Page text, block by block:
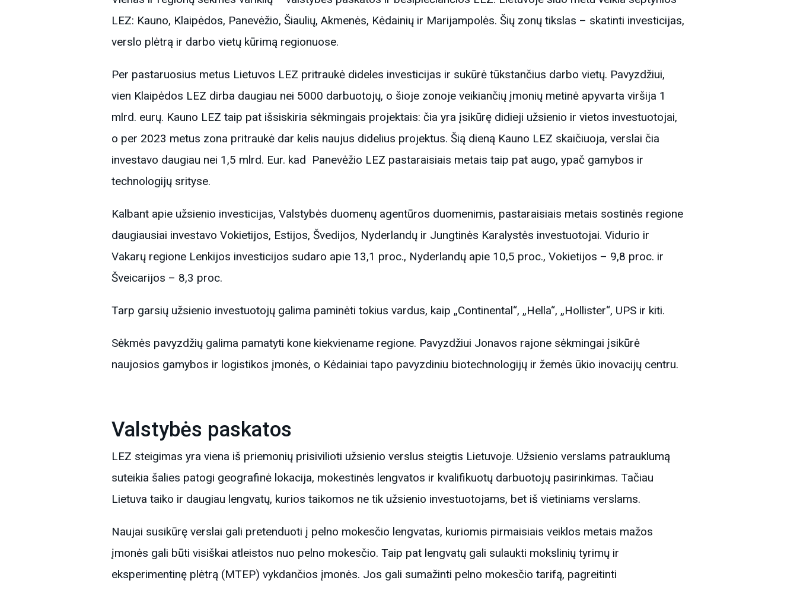
LEZ: Kauno, Klaipėdos, Panevėžio, Šiaulių, Akmenės, Kėdainių ir Marijampolės. Šių zonų tikslas – skatinti investicijas,
verslo plėtrą ir darbo vietų kūrimą regionuose.
Per pastaruosius metus Lietuvos LEZ pritraukė dideles investicijas ir sukūrė tūkstančius darbo vietų. Pavyzdžiui,
vien Klaipėdos LEZ dirba daugiau nei 5000 darbuotojų, o šioje zonoje veikiančių įmonių metinė apyvarta viršija 1
mlrd. eurų. Kauno LEZ taip pat išsiskiria sėkmingais projektais: čia yra įsikūrę didieji užsienio ir vietos investuotojai,
o per 2023 metus zona pritraukė dar kelis naujus didelius projektus. Šią dieną Kauno LEZ skaičiuoja, verslai čia
investavo daugiau nei 1,5 mlrd. Eur. kad Panevėžio LEZ pastaraisiais metais taip pat augo, ypač gamybos ir
technologijų srityse.​
Kalbant apie užsienio investicijas, Valstybės duomenų agentūros duomenimis, pastaraisiais metais sostinės regione
daugiausiai investavo Vokietijos, Estijos, Švedijos, Nyderlandų ir Jungtinės Karalystės investuotojai. Vidurio ir
Vakarų regione Lenkijos investicijos sudaro apie 13,1 proc., Nyderlandų apie 10,5 proc., Vokietijos – 9,8 proc. ir
Šveicarijos – 8,3 proc.
Tarp garsių užsienio investuotojų galima paminėti tokius vardus, kaip „Continental“, „Hella“, „Hollister“, UPS ir kiti.
Sėkmės pavyzdžių galima pamatyti kone kiekviename regione. Pavyzdžiui Jonavos rajone sėkmingai įsikūrė
naujosios gamybos ir logistikos įmonės, o Kėdainiai tapo pavyzdiniu biotechnologijų ir žemės ūkio inovacijų centru.
Valstybės paskatos
LEZ steigimas yra viena iš priemonių prisivilioti užsienio verslus steigtis Lietuvoje. Užsienio verslams patrauklumą
suteikia šalies patogi geografinė lokacija, mokestinės lengvatos ir kvalifikuotų darbuotojų pasirinkimas. Tačiau
Lietuva taiko ir daugiau lengvatų, kurios taikomos ne tik užsienio investuotojams, bet iš vietiniams verslams.
Naujai susikūrę verslai gali pretenduoti į pelno mokesčio lengvatas, kuriomis pirmaisiais veiklos metais mažos
įmonės gali būti visiškai atleistos nuo pelno mokesčio​. Taip pat lengvatų gali sulaukti mokslinių tyrimų ir
eksperimentinę plėtrą (MTEP) vykdančios įmonės. Jos gali sumažinti pelno mokesčio tarifą, pagreitinti